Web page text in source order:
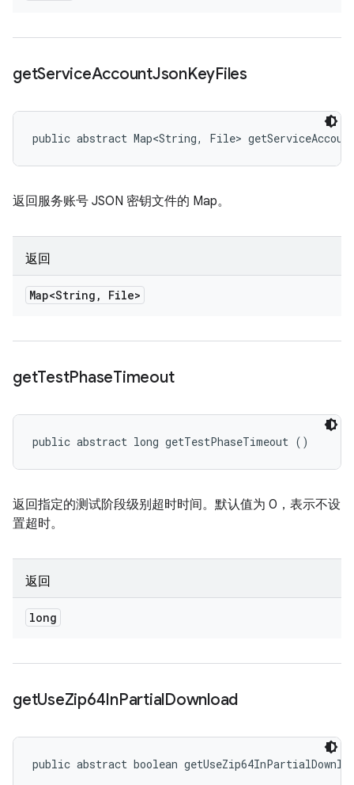
getServiceAccountJsonKeyFiles
public abstract Map<String, File>
返回服务账号 JSON 密钥文件的 Map。
返回
Map<String , File>
getTestPhaseTimeout
public abstract long getTestPhaseTimeout ()
返回指定的测试阶段级别超时时间。默认值为 0，表示不设
置超时。
返回
long
getUseZip64InPartialDownload
public abstract boolean